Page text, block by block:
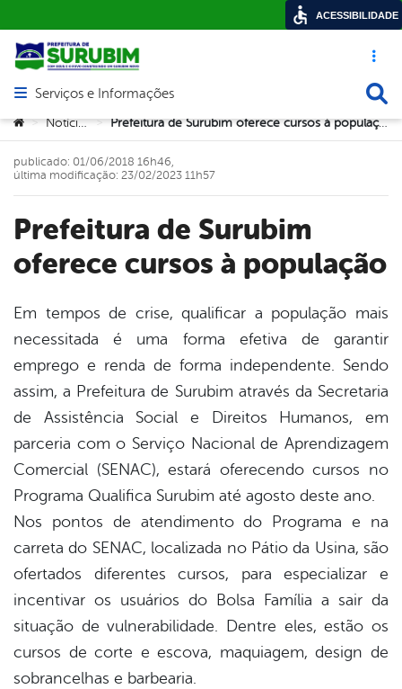
Acesso
Abrir menu principal de navegação
Serviços e Informações
Você está aqui:
> Notícias > Prefeitura de Surubim oferece cursos à população
Prefeitura de Surubim
oferece cursos à população
publicado: 01/06/2018 16h46,
última modificação: 23/02/2023 11h57
Em tempos de crise, qualificar a população mais
necessitada é uma forma efetiva de garantir
emprego e renda de forma independente. Sendo
assim, a Prefeitura de Surubim através da Secretaria
de Assistência Social e Direitos Humanos, em
parceria com o Serviço Nacional de Aprendizagem
Comercial (SENAC), estará oferecendo cursos no
Programa Qualifica Surubim até agosto deste ano.
Nos pontos de atendimento do Programa e na
carreta do SENAC, localizada no Pátio da Usina, são
ofertados diferentes cursos, para especializar e
incentivar os usuários do Bolsa Família a sair da
situação de vulnerabilidade. Dentre eles, estão os
cursos de corte e escova, maquiagem, design de
sobrancelhas e barbearia.
ACESSIBILIDADE